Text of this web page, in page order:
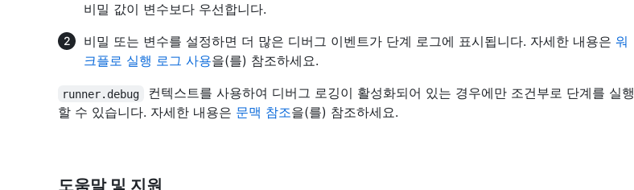
비밀 값이 변수보다 우선합니다.
비밀 또는 변수를 설정하면 더 많은 디버그 이벤트가 단계 로그에 표시됩니다. 자세한 내용은 워
크플로 실행 로그 사용을(를) 참조하세요.
runner.debug
컨텍스트를 사용하여 디버그 로깅이 활성화되어 있는 경우에만 조건부로 단계를 실행
할 수 있습니다. 자세한 내용은 문맥 참조을(를) 참조하세요.
도움말 및 지원